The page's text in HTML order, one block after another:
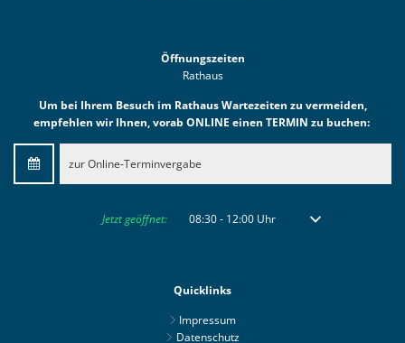
Öffnungszeiten
Rathaus
Um bei Ihrem Besuch im Rathaus Wartezeiten zu vermeiden,
empfehlen wir Ihnen, vorab ONLINE einen TERMIN zu buchen:
zur Online-Terminvergabe
Klicken, um weitere Öffnungs- oder Schließzeiten auszublenden
Jetzt geöffnet: 08:30- 12:00Uhr Von 08:30 bis 12:00
Quicklinks
Impressum
Datenschutz